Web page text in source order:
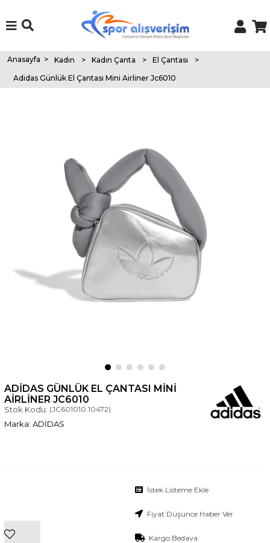
Anasayfa > Kadın > Kadın Çanta > El Çantası
>
Adidas Günlük El Çantası Mini Airliner Jc6010
ADIDAS GÜNLÜK EL ÇANTASI MINI
AIRLINER JC6010
Stok Kodu: (JC601010.10472)
ADİDAS
İstek Listeme Ekle
Fiyat Düşünce Haber Ver
Kargo Bedava